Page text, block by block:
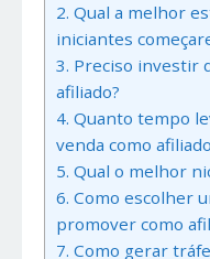
2. Qual a melhor
iniciantes
3. Preciso investir
afiliado?
4. Quanto tempo
venda como
5. Qual o melhor
6. Como escolher
promover como
7. Como gerar